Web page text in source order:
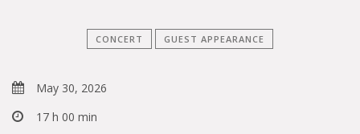
CONCERT GUEST APPEARANCE
May 30, 2026
17 h 00 min